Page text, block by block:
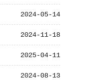
2024-05-14
2024-11-18
2025-04-11
2024-08-13